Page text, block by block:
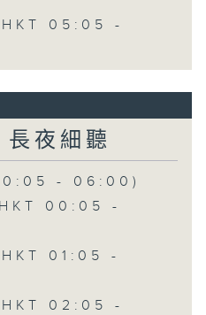
05:05 -
夜細聽
- 06:00)
00:05 -
01:05 -
02:05 -